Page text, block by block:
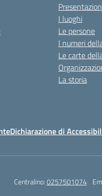
I luoghi
Le persone
I numeri
Le carte
La storia
Dichiarazione di
Centralino:0257501074